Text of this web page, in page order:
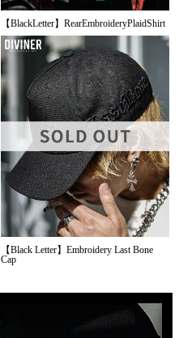
【BlackLetter】RearEmbroideryPlaidShirt
【Black Letter】Embroidery Last Bone
Cap